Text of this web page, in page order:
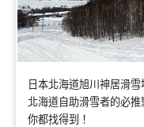
日本北海道旭川神居滑
北海道自助滑雪者的必
你都找得到！